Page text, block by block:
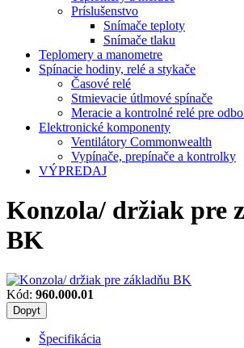
Príslušenstvo
Snímače teploty
Snímače tlaku
Teplomery a manometre
Spínacie hodiny, relé a stykače
Časové relé
Stmievacie útlmové spínače
Meracie a kontrolné relé pre
Elektronické komponenty
Ventilátory Commonwealth
Vypínače, prepínače a kontrolky
VÝPREDAJ
Konzola/ držiak pre
BK
Kód: 960.000.01
Dopyt
Špecifikácia